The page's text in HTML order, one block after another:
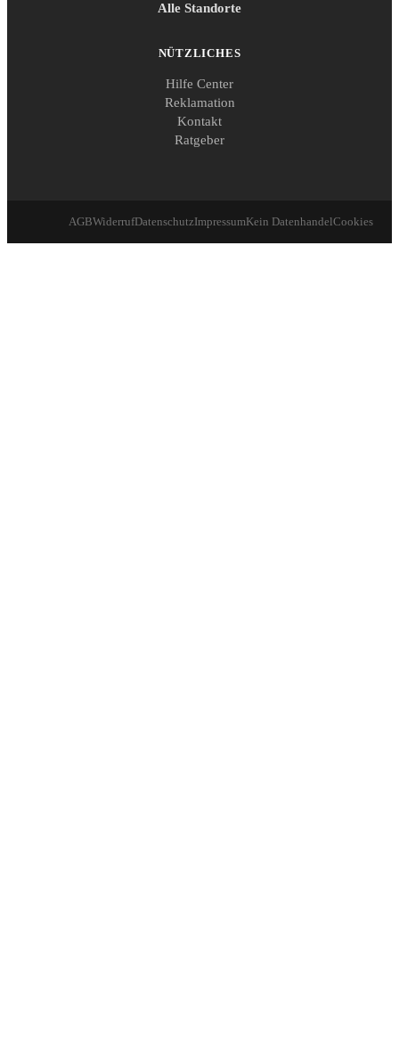
Alle Standorte
NÜTZLICHES
Hilfe Center
Reklamation
Kontakt
Ratgeber
AGBWiderrufDatenschutzImpressumKein DatenhandelCookies